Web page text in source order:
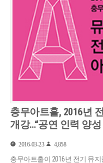
충무아트홀, 2016년
개강…“공연 인력 양성
2016-03-23 4,858
충무아트홀이 2016년 전기 뮤